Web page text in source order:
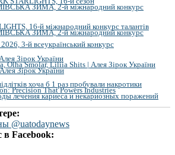
ЗИМА, 2-й міжнародний конкурс
16-й міжнародний конкурс талантів
ЗИМА, 2-й міжнародний конкурс
3-й всеукраїнський конкурс
Зірок України
Olha Smolar, Liliia Shits | Алея Зірок України
Зірок України
хоча б 1 раз пробували накротики
Precision That Powers Industries
лечения кариеса и некариозных поражений
@uatodaynews
в Facebook: